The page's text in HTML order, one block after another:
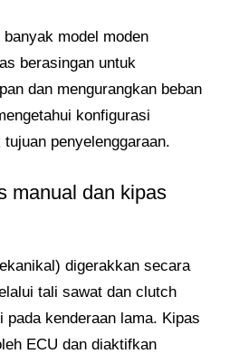
model moden
berasingan untuk
dan mengurangkan beban
konfigurasi
penyelenggaraan.
manual dan kipas
digerakkan secara
tali sawat dan clutch
pada kenderaan lama. Kipas
ECU dan diaktifkan